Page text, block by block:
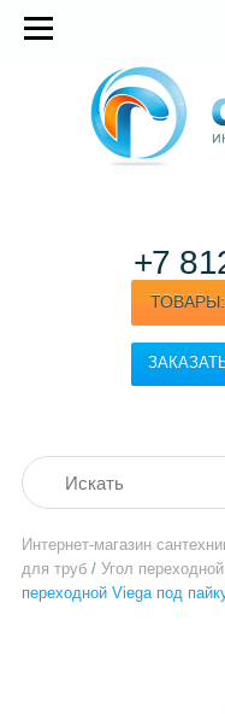
ТОВАРЫ:
+7
Интернет-магазин
для труб / Угол
переходной Viega под